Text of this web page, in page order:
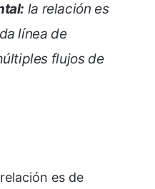
la relación es
línea de
flujos de
es de